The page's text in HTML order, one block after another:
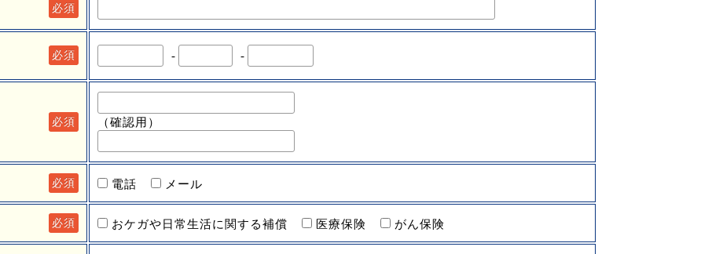
必須
必須 - -
必須 （確認用）
必須 電話 メール
必須 おケガや日常生活に関する補償 医療保険 がん保険